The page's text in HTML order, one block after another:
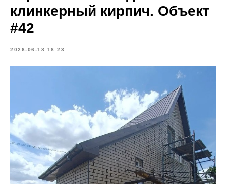
клинкерный кирпич. Объект
#42
2026-06-18 18:23